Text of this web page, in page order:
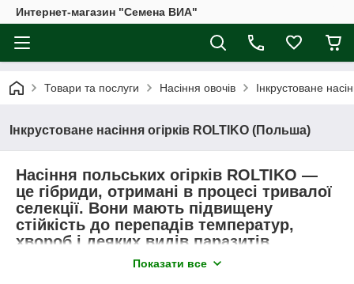
Интернет-магазин "Семена ВИА"
Товари та послуги Насіння овочів Інкрустоване
Інкрустоване насіння огірків ROLTIKO (Польша)
Насіння польських огірків ROLTIKO —
це гібриди, отримані в процесі тривалої
селекції. Вони мають підвищену
стійкість до перепадів температур,
хвороб і деяких видів паразитів.
Польща славиться своїми
Показати все